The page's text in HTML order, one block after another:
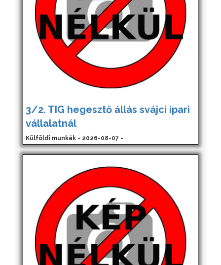
3/2. TIG hegesztő állás svájci ipari
vállalatnál
Külföldi munkák - 2026-08-07 -